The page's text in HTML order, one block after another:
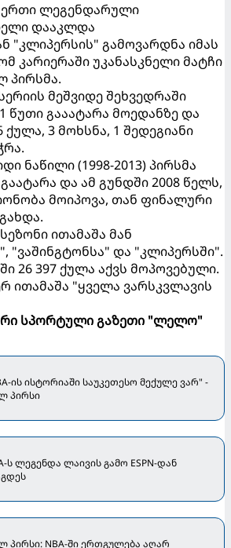
ერთი ლეგენდარული
დააკლდა
"კლიპერსის" გამოვარდნა იმას
კარიერაში უკანასკნელი მატჩი
პირსმა.
მეშვიდე შეხვედრაში
წუთი გააატარა მოედანზე და
ქულა, 3 მოხსნა, 1 შედეგიანი
ნაწილი (1998-2013) პირსმა
და ამ გუნდში 2008 წელს,
მოიპოვა, თან ფინალური
ითამაშა მან
"ვაშინგტონსა" და "კლიპერსში".
26 397 ქულა აქვს მოპოვებული.
ითამაშა "ყველა ვარსკვლავის
სპორტული გაზეთი "ლელო"
ის ისტორიაში საუკეთესო მექულე ვარ" -
პირსი
ს ლეგენდა ლაივის გამო ESPN-დან
პირსი: NBA-ში ერთგულება აღარ